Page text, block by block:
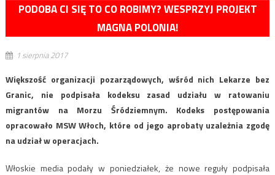
PODOBA CI SIĘ TO CO ROBIMY? WESPRZYJ PROJEKT
MAGNA POLONIA!
1 sierpnia 2017
Większość organizacji pozarządowych, wśród nich Lekarze bez
Granic, nie podpisała kodeksu zasad udziału w ratowaniu
migrantów na Morzu Śródziemnym. Kodeks postępowania
opracowało MSW Włoch, które od jego aprobaty uzależnia zgodę
na udział w operacjach.
Włoskie media podały w poniedziałek, że nowe reguły podpisała